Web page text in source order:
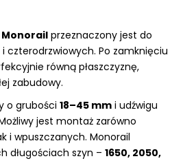
przeznaczony jest do
czterodrzwiowych. Po zamknięciu
równą płaszczyznę,
zabudowy.
o grubości 18–45 mm i udźwigu
jest montaż zarówno
i wpuszczanych. Monorail
długościach szyn – 1650, 2050,